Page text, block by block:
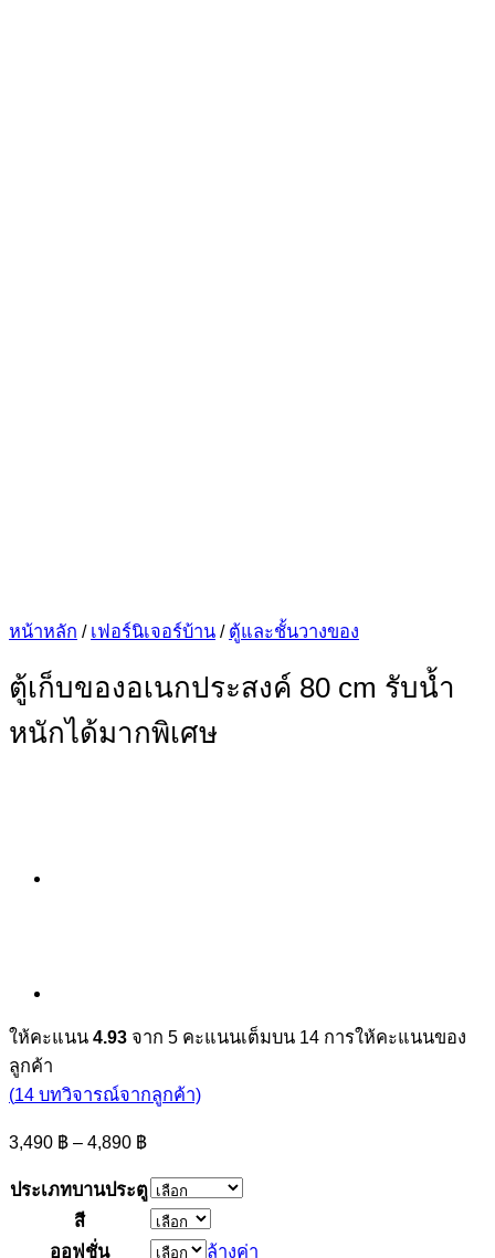
หน้าหลัก / เฟอร์นิเจอร์บ้าน / ตู้และชั้นวางของ
ตู้เก็บของอเนกประสงค์ 80 cm รับน้ำ
หนักได้มากพิเศษ
ให้คะแนน 4.93 จาก 5 คะแนนเต็มบน 14 การให้คะแนนของ
ลูกค้า
(14 บทวิจารณ์จากลูกค้า)
3,490 ฿ – 4,890 ฿
3,490 ฿
through
4,890 ฿
ประเภทบานประตู
สี
ออฟชั่น
ล้างค่า